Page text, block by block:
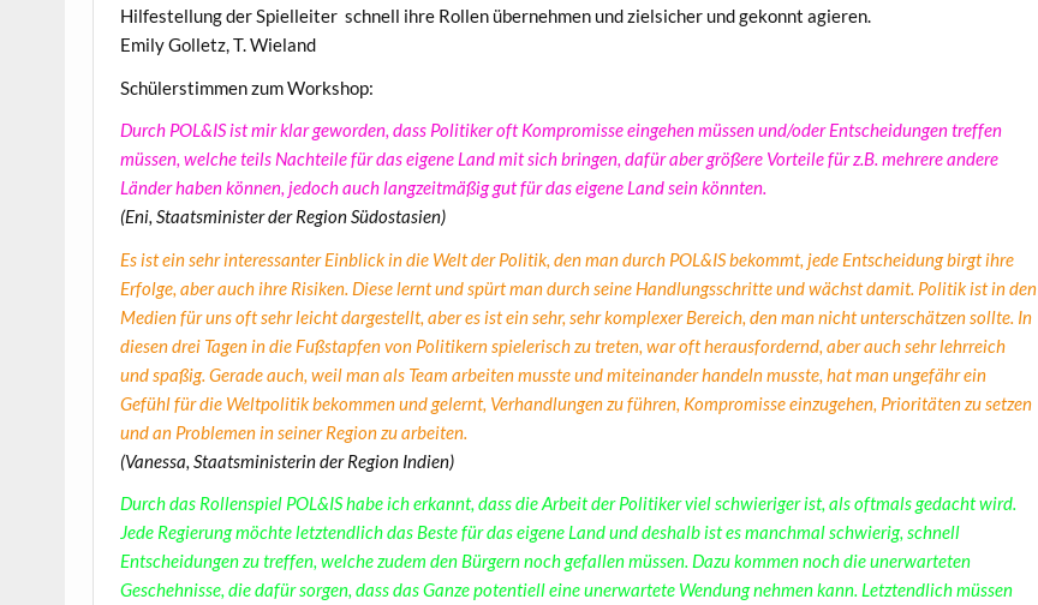
Hilfestellung der Spielleiter schnell ihre Rollen übernehmen und zielsicher und gekonnt agieren.
Emily Golletz, T. Wieland
Schülerstimmen zum Workshop:
Durch POL&IS ist mir klar geworden, dass Politiker oft Kompromisse eingehen müssen und/oder Entscheidungen treffen
müssen, welche teils Nachteile für das eigene Land mit sich bringen, dafür aber größere Vorteile für z.B. mehrere andere
Länder haben können, jedoch auch langzeitmäßig gut für das eigene Land sein könnten.
(Eni, Staatsminister der Region Südostasien)
Es ist ein sehr interessanter Einblick in die Welt der Politik, den man durch POL&IS bekommt, jede Entscheidung birgt ihre
Erfolge, aber auch ihre Risiken. Diese lernt und spürt man durch seine Handlungsschritte und wächst damit. Politik ist in den
Medien für uns oft sehr leicht dargestellt, aber es ist ein sehr, sehr komplexer Bereich, den man nicht unterschätzen sollte. In
diesen drei Tagen in die Fußstapfen von Politikern spielerisch zu treten, war oft herausfordernd, aber auch sehr lehrreich
und spaßig. Gerade auch, weil man als Team arbeiten musste und miteinander handeln musste, hat man ungefähr ein
Gefühl für die Weltpolitik bekommen und gelernt, Verhandlungen zu führen, Kompromisse einzugehen, Prioritäten zu setzen
und an Problemen in seiner Region zu arbeiten.
(Vanessa, Staatsministerin der Region Indien)
Durch das Rollenspiel POL&IS habe ich erkannt, dass die Arbeit der Politiker viel schwieriger ist, als oftmals gedacht wird.
Jede Regierung möchte letztendlich das Beste für das eigene Land und deshalb ist es manchmal schwierig, schnell
Entscheidungen zu treffen, welche zudem den Bürgern noch gefallen müssen. Dazu kommen noch die unerwarteten
Geschehnisse, die dafür sorgen, dass das Ganze potentiell eine unerwartete Wendung nehmen kann. Letztendlich müssen